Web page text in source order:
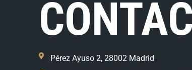
Pérez Ayuso 2, 28002 Madrid